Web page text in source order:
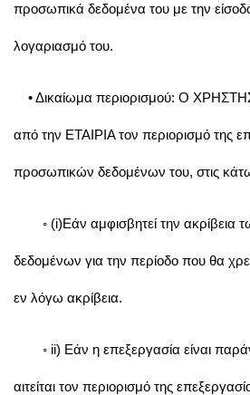
προσωπικά δεδομένα του με την
λογαριασμό του.
• Δικαίωμα περιορισμού: Ο
από την ΕΤΑΙΡΙΑ τον περιορισμό της
προσωπικών δεδομένων του, στις
◦ (i)Εάν αμφισβητεί την ακρίβεια
δεδομένων για την περίοδο που θα
εν λόγω ακρίβεια.
◦ ii) Eάν η επεξεργασία είναι
αιτείται τον περιορισμό της